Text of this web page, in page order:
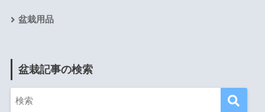
盆栽用品
盆栽記事の検索